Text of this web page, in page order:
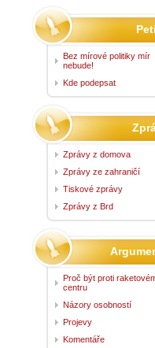
Bez mírové politiky mír
nebude!
Kde podepsat
Zprávy z domova
Zprávy ze zahraničí
Tiskové zprávy
Zprávy z Brd
Proč být proti
centru
Názory osobností
Projevy
Komentáře